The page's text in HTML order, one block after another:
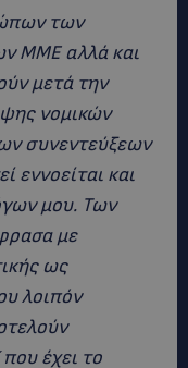
των
ΜΜΕ αλλά και
μετά την
νομικών
συνεντεύξεων
εννοείται και
μου. Των
με
ως
λοιπόν
έχει το